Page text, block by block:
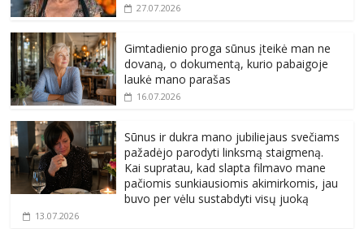
27.07.2026
Gimtadienio proga sūnus įteikė man ne
dovaną, o dokumentą, kurio pabaigoje
laukė mano parašas
16.07.2026
Sūnus ir dukra mano jubiliejaus svečiams
pažadėjo parodyti linksmą staigmeną.
Kai supratau, kad slapta filmavo mane
pačiomis sunkiausiomis akimirkomis, jau
buvo per vėlu sustabdyti visų juoką
13.07.2026